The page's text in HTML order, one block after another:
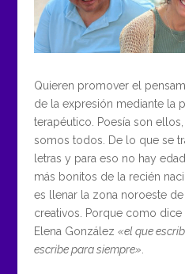
Quieren promover el
de la expresión mediante la
terapéutico. Poesía son
somos todos. De lo que se
letras y para eso no hay
más bonitos de la recién
es llenar la zona noroeste
creativos. Porque como dice
Elena González «el que
escribe para siempre».